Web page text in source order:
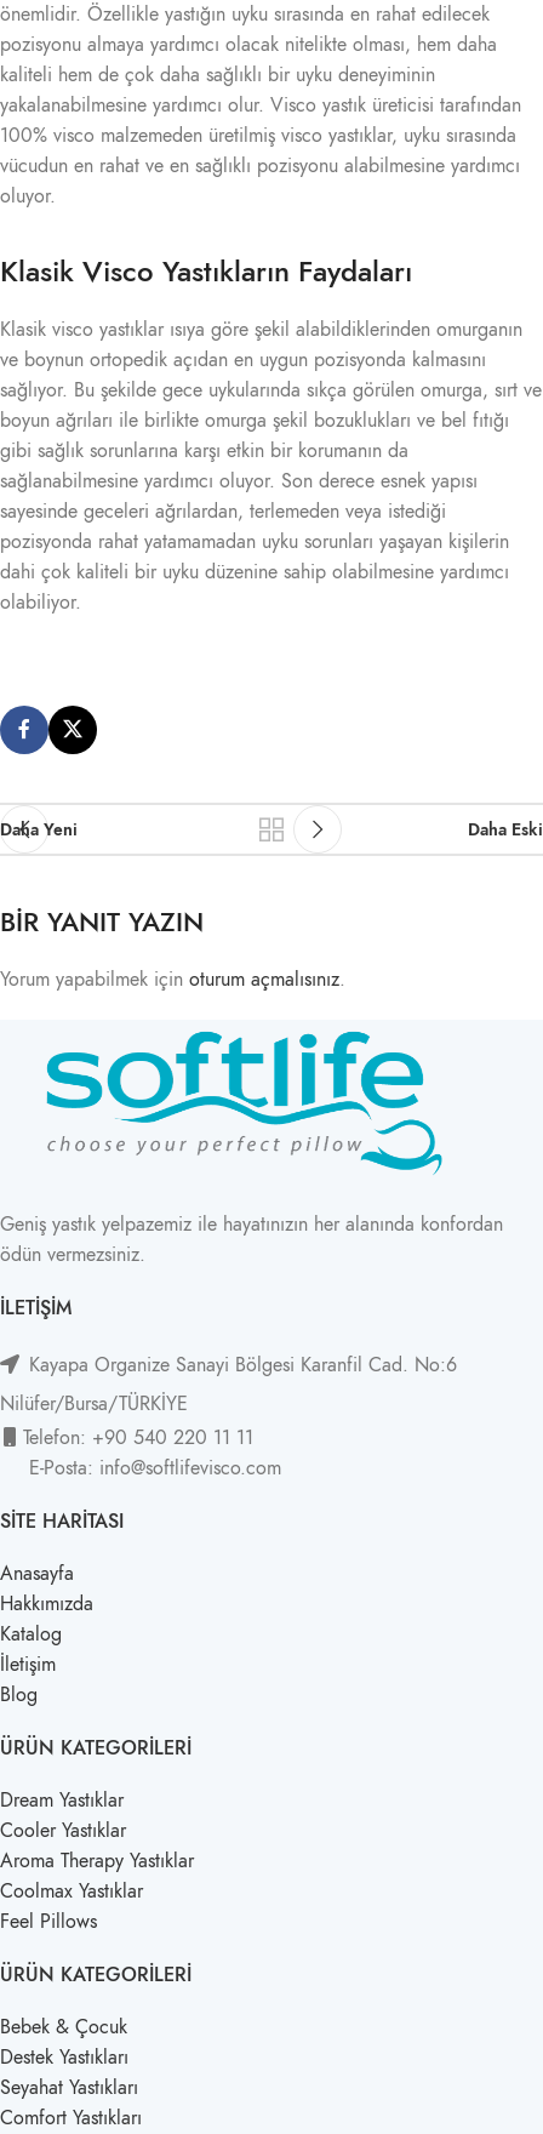
önemlidir. Özellikle yastığın uyku sırasında en rahat edilecek
pozisyonu almaya yardımcı olacak nitelikte olması, hem daha
kaliteli hem de çok daha sağlıklı bir uyku deneyiminin
yakalanabilmesine yardımcı olur. Visco yastık üreticisi tarafından
100% visco malzemeden üretilmiş visco yastıklar, uyku sırasında
vücudun en rahat ve en sağlıklı pozisyonu alabilmesine yardımcı
oluyor.
Klasik Visco Yastıkların Faydaları
Klasik visco yastıklar ısıya göre şekil alabildiklerinden omurganın
ve boynun ortopedik açıdan en uygun pozisyonda kalmasını
sağlıyor. Bu şekilde gece uykularında sıkça görülen omurga, sırt ve
boyun ağrıları ile birlikte omurga şekil bozuklukları ve bel fıtığı
gibi sağlık sorunlarına karşı etkin bir korumanın da
sağlanabilmesine yardımcı oluyor. Son derece esnek yapısı
sayesinde geceleri ağrılardan, terlemeden veya istediği
pozisyonda rahat yatamamadan uyku sorunları yaşayan kişilerin
dahi çok kaliteli bir uyku düzenine sahip olabilmesine yardımcı
olabiliyor.
Daha Yeni Daha Eski
BIR YANIT YAZIN
Yorum yapabilmek için oturum açmalısınız.
Geniş yastık yelpazemiz ile hayatınızın her alanında konfordan
ödün vermezsiniz.
İLETIŞIM
Kayapa Organize Sanayi Bölgesi Karanfil Cad. No:6
Nilüfer/Bursa/TÜRKİYE
Telefon: +90 540 220 11 11
E-Posta: info@softlifevisco.com
SITE HARITASI
Anasayfa
Hakkımızda
Katalog
İletişim
Blog
ÜRÜN KATEGORILERI
Dream Yastıklar
Cooler Yastıklar
Aroma Therapy Yastıklar
Coolmax Yastıklar
Feel Pillows
ÜRÜN KATEGORILERI
Bebek & Çocuk
Destek Yastıkları
Seyahat Yastıkları
Comfort Yastıkları